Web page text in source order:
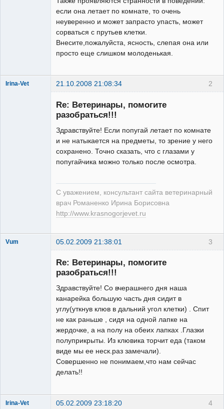
если она летает по комнате, то очень
неуверенно и может запрасто упасть, может
сорваться с прутьев клетки.
Внесите,пожалуйста, ясность, слепая она или
просто еще слишком молоденькая.
2
Irina-Vet 21.10.2008 21:08:34
Re: Ветеринары, помогите
разобраться!!!
Здравствуйте! Если попугай летает по комнате
и не натыкается на предметы, то зрение у него
сохранено. Точно сказать, что с глазами у
попугайчика можно только после осмотра.
С уважением, консультант сайта ветеринарный
врач Романенко Ирина Борисовна
http://www.krasnogorjevet.ru
3
Vum 05.02.2009 21:38:01
Зарегистрированный
Re: Ветеринары, помогите
разобраться!!!
Здравствуйте! Со вчерашнего дня наша
канарейка большую часть дня сидит в
углу(уткнув клюв в дальний угол клетки) . Спит
не как раньше , сидя на одной лапке на
жердочке, а на полу на обеих лапках .Глазки
полуприкрыты. Из клювика торчит еда (таком
виде мы ее неск.раз замечали).
Совершенно не понимаем,что нам сейчас
делать!!
4
Irina-Vet 05.02.2009 23:18:20